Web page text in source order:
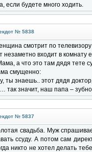
если будете много ходить.
№ 5838
смотрит по телевизору
незаметно входит в
а что это там дядя тете
смущенно:
ты знаешь.. этот дядя
так значит, наш папа –
№ 5837
свадьба. Муж
ссуду. А потом сам
никто не хотел делать